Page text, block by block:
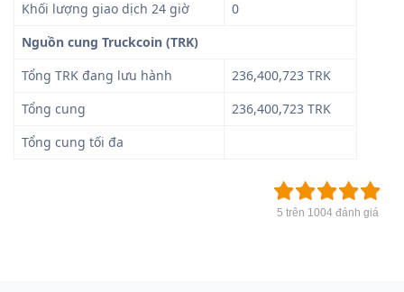
Khối lượng giao dịch 24 giờ
0
Nguồn cung Truckcoin (TRK)
Tổng TRK đang lưu hành
236,400,723 TRK
Tổng cung
236,400,723 TRK
Tổng cung tối đa
5 trên 1004 đánh giá